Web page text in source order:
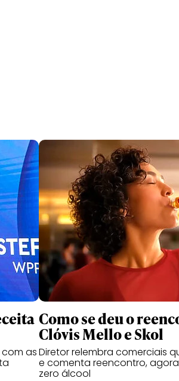
as
Como se deu o
Clóvis Mello e Skol
Diretor relembra comerciais
e comenta reencontro,
zero álcool